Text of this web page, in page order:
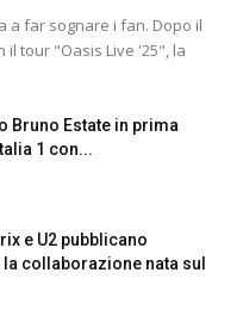
a far sognare i fan. Dopo il
il tour "Oasis Live '25", la
Bruno Estate in prima
1 con...
e U2 pubblicano
la collaborazione nata sul